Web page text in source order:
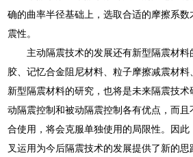
确的曲率半径基础上，选取合适的摩擦系
震性。
主动隔震技术的发展还有新型隔震材
胶、记忆合金阻尼材料、粒子摩擦减震材
新型隔震材料的研究，也将是未来隔震技
动隔震控制和被动隔震控制各有优点，而
合使用，将会克服单独使用的局限性。因
叉运用为今后隔震技术的发展提供了新的思